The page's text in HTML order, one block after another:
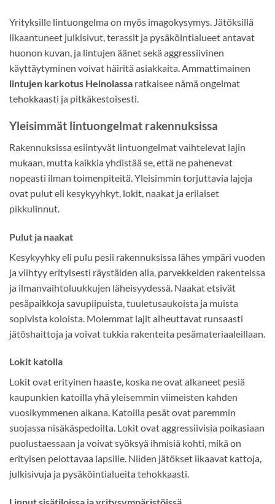
Yrityksille lintuongelma on myös imagokysymys. Jätöksillä
likaantuneet julkisivut, terassit ja pysäköintialueet antavat
huonon kuvan, ja lintujen äänet sekä aggressiivinen
käyttäytyminen voivat häiritä asiakkaita. Ammattimainen
lintujen karkotus Heinolassa ratkaisee nämä ongelmat
tehokkaasti ja pitkäkestoisesti.
Yleisimmät lintuongelmat rakennuksissa
Rakennuksissa esiintyvät lintuongelmat vaihtelevat lajin
mukaan, mutta kaikkia yhdistää se, että ne pahenevat
nopeasti ilman toimenpiteitä. Yleisimmin torjuttavia lajeja
ovat pulut eli kesykyyhkyt, lokit, naakat ja erilaiset
pikkulinnut.
Pulut ja naakat
Kesykyyhky eli pulu pesii rakennuksissa lähes ympäri vuoden
ja viihtyy erityisesti räystäiden alla, parvekkeiden rakenteissa
ja ilmanvaihtoluukkujen läheisyydessä. Naakat etsivät
pesäpaikkoja savupiipuista, tuuletusaukoista ja muista
sopivista koloista. Molemmat lajit aiheuttavat runsaasti
jätöshaittoja ja voivat tukkia rakenteita pesämateriaaleillaan.
Lokit katolla
Lokit ovat erityinen haaste, koska ne ovat alkaneet pesiä
kaupunkien katoilla yhä yleisemmin viimeisten kahden
vuosikymmenen aikana. Katoilla pesät ovat paremmin
suojassa nisäkäspedoilta. Lokit ovat aggressiivisia poikasiaan
puolustaessaan ja voivat syöksyä ihmisiä kohti, mikä on
erityisen pelottavaa lapsille. Niiden jätökset likaavat kattoja,
julkisivuja ja pysäköintialueita tehokkaasti.